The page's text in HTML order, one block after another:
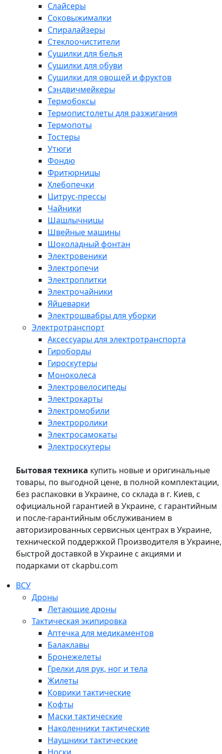
Слайсеры
Соковыжималки
Спиралайзеры
Стеклоочистители
Сушилки для белья
Сушилки для обуви
Сушилки для овощей и фруктов
Сэндвичмейкеры
Термобоксы
Термопистолеты для разжигания
Термопоты
Тостеры
Утюги
Фондю
Фритюрницы
Хлебопечки
Цитрус-прессы
Чайники
Шашлычницы
Швейные машины
Шоколадный фонтан
Электровеники
Электропечи
Электроплитки
Электрочайники
Яйцеварки
Электрошвабры для уборки
Электротранспорт
Аксессуары для электротранспорта
Гироборды
Гироскутеры
Моноколеса
Электровелосипеды
Электрокарты
Электромобили
Электроролики
Электросамокаты
Электроскутеры
Бытовая техника купить новые и оригинальные
товары, по выгодной цене, в полной комплектации,
без распаковки в Украине, со склада в г. Киев, с
официальной гарантией в Украине, с гарантийным
и после-гарантийным обслуживанием в
авторизированных сервисных центрах в Украине,
технической поддержкой Производителя в Украине,
быстрой доставкой в Украине с акциями и
подарками от ckapbu.com
ВСУ
Дроны
Летающие дроны
Тактическая экипировка
Аптечка для медикаментов
Балаклавы
Бронежелеты
Грелки для рук, ног и тела
Жилеты
Коврики тактические
Кофты
Маски тактические
Наколенники тактические
Наушники тактические